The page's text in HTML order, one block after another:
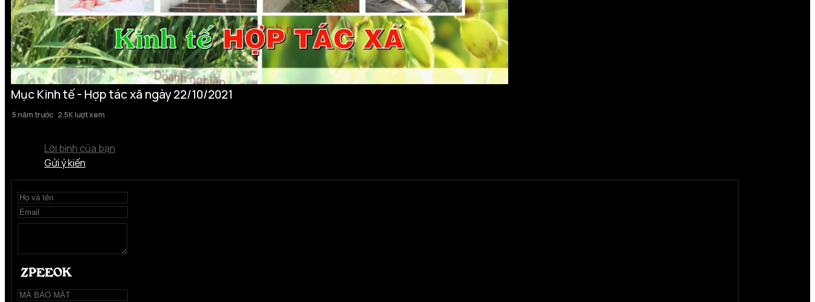
Mục Kinh tế - Hợp tác xã ngày 22/10/2021
5 năm trước 2.5K lượt xem
Lời bình của bạn
Gửi ý kiến